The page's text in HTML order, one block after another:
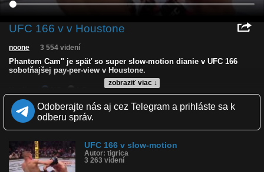
UFC 166 v v Houstone
zobraziť viac ↓
noone 3 554 videní
Phantom Cam" je späť so super slow-motion dianie v UFC 166
sobotňajšej pay-per-view v Houstone.
Zverejnené: 23.10.2013 16:48
Páči sa: 100% (2 hlasov)
Obľúbené: 1
Komentárov: 7
Kategória: športy
Tagy: ufc, suboj, ppv, houstone
História sledovanosti videa:
Odoberajte nás aj cez Telegram a prihláste sa k
odberu správ.
UFC 166 v slow-motion
Autor: tigrica
3 263 videní